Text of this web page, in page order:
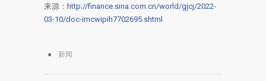
来源： http://finance.sina.com.cn/world/gjcj/2022-
03-10/doc-imcwipih7702695.shtml
新闻